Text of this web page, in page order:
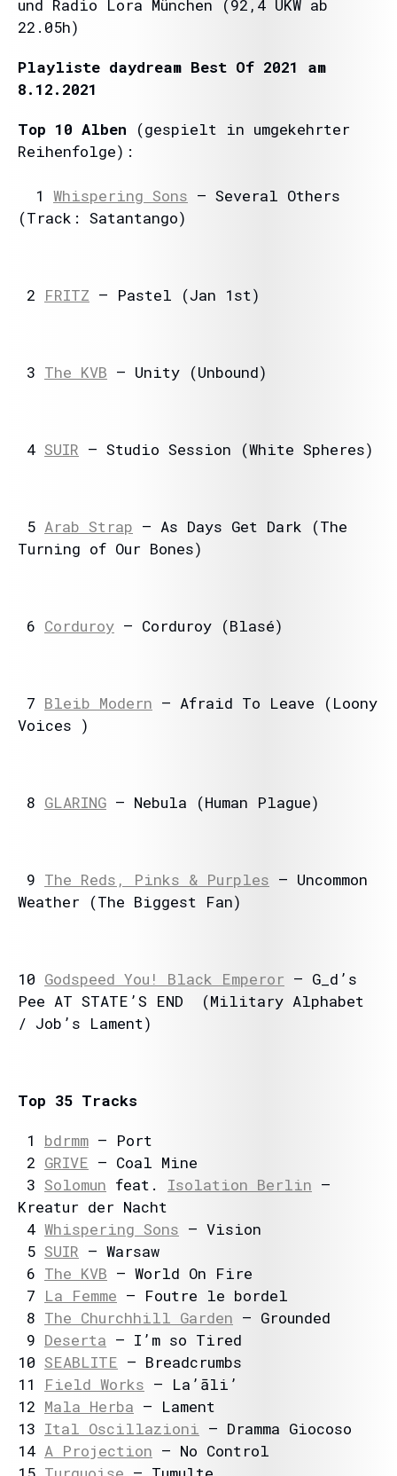
und Radio Lora München (92,4 UKW ab
22.05h)
Playliste daydream Best Of 2021 am
8.12.2021
Top 10 Alben (gespielt in umgekehrter
Reihenfolge):
1 Whispering Sons – Several Others
(Track: Satantango)
2 FRITZ – Pastel (Jan 1st)
3 The KVB – Unity (Unbound)
4 SUIR – Studio Session (White Spheres)
5 Arab Strap – As Days Get Dark (The
Turning of Our Bones)
6 Corduroy – Corduroy (Blasé)
7 Bleib Modern – Afraid To Leave (Loony
Voices )
8 GLARING – Nebula (Human Plague)
9 The Reds, Pinks & Purples – Uncommon
Weather (The Biggest Fan)
10 Godspeed You! Black Emperor – G_d’s
Pee AT STATE’S END (Military Alphabet
/ Job’s Lament)
Top 35 Tracks
1 bdrmm – Port
2 GRIVE – Coal Mine
3 Solomun feat. Isolation Berlin –
Kreatur der Nacht
4 Whispering Sons – Vision
5 SUIR – Warsaw
6 The KVB – World On Fire
7 La Femme – Foutre le bordel
8 The Churchhill Garden – Grounded
9 Deserta – I’m so Tired
10 SEABLITE – Breadcrumbs
11 Field Works – La’āli’
12 Mala Herba – Lament
13 Ital Oscillazioni – Dramma Giocoso
14 A Projection – No Control